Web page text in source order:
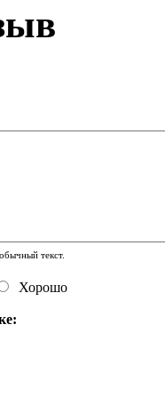
текст.
Хорошо